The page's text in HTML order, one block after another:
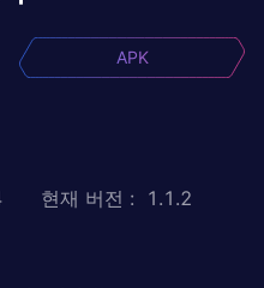
APK
현재 버전 : 1.1.2